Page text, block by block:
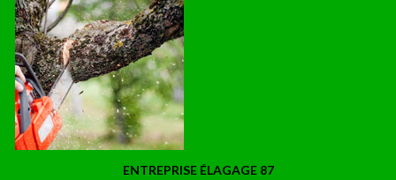
ENTREPRISE ÉLAGAGE 87